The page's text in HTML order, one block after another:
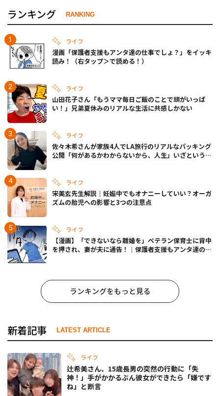
ランキング RANKING
ライフ
漫画「保護者支援もアンタ達の仕事でしょ？」をイッキ
読み！（右タップ＞で読める！）
ライフ
山田花子さん「もうママ毎日ご飯のことで頭がいっぱ
い！」兄弟夏休みのリアルな生活に共感しかない
ライフ
佐々木希さんが家族4人でLA旅行のリアルなパッキング
公開「何があるかわからないから、人生」いざというと
ライフ
宋美玄先生解説｜妊娠中でもオナニーしていい？オーガ
ズムの胎児への影響と3つの注意点
ライフ
【漫画】「できないなら離婚を」ベテラン保育士に背中
を押され、妻が夫に通告！｜保護者支援もアンタ達の仕
ランキングをもっと見る
新着記事 LATEST ARTICLE
ライフ
辻希美さん、15歳長男の突然の行動に「失
神！」手がかかるぶん彼女ができたら「嫌です
ね」と断言